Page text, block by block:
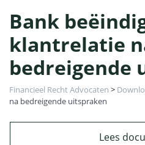
Bank
klantrelatie
bedreigende
Financieel Recht Advocaten >
na bedreigende uitspraken
Lees